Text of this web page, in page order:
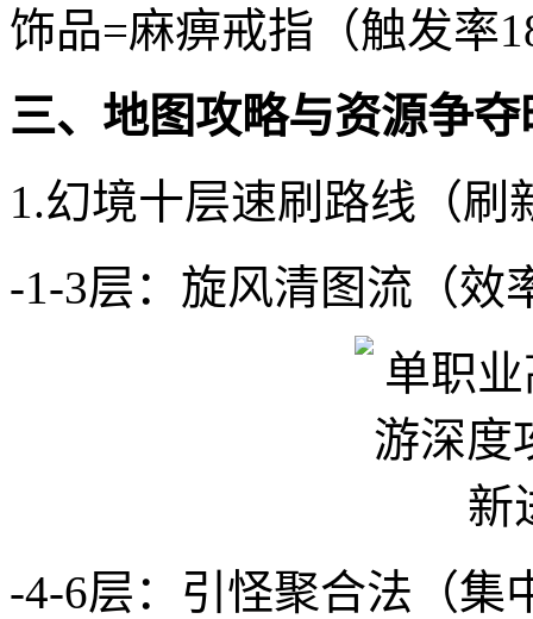
饰品=麻痹戒指（触发率
三、地图攻略与资源争夺
1.幻境十层速刷路线（刷
-1-3层：旋风清图流（效
-4-6层：引怪聚合法（集